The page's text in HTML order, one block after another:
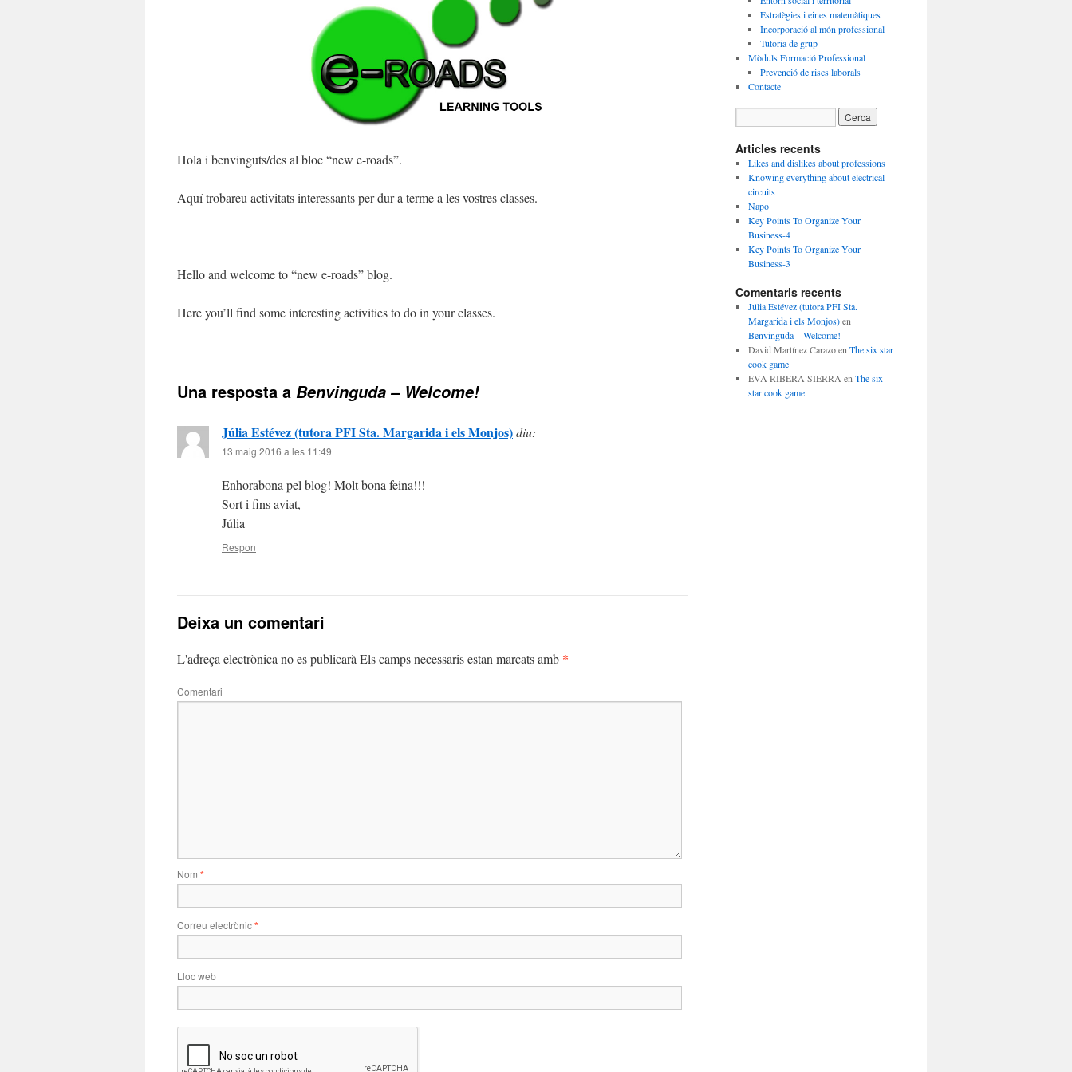
Hola i benvinguts/des al bloc “new e-roads”.
Aquí trobareu activitats interessants per dur a terme a les vostres classes.
————————————————————————————————
Hello and welcome to “new e-roads” blog.
Here you’ll find some interesting activities to do in your classes.
Una resposta a Benvinguda – Welcome!
Júlia Estévez (tutora PFI Sta. Margarida i els Monjos)diu:
13 maig 2016 a les 11:49
Enhorabona pel blog! Molt bona feina!!!
Sort i fins aviat,
Júlia
Respon
Deixa un comentari
L'adreça electrònica no es publicarà Els camps necessaris estan marcats amb *
Comentari
Nom *
Correu electrònic*
Lloc web
Estratègies i eines matemàtiques
Incorporació al món professional
Tutoria de grup
Mòduls Formació Professional
Prevenció de riscs laborals
Contacte
Articles recents
Likes and dislikes about professions
Knowing everything about electrical
circuits
Napo
Key Points To Organize Your
Business-4
Key Points To Organize Your
Business-3
Comentaris recents
Júlia Estévez (tutora PFI Sta.
Margarida i els Monjos)en
Benvinguda – Welcome!
David Martínez Carazoen The six star
cook game
EVA RIBERA SIERRA en The six
star cook game